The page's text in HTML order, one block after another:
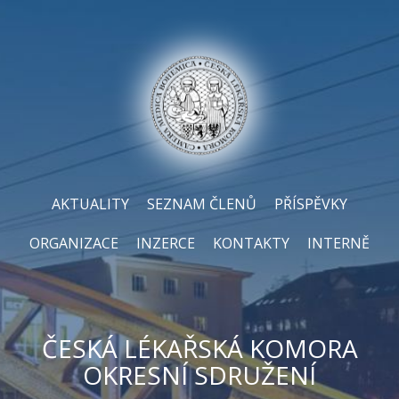
AKTUALITY SEZNAM ČLENŮ
PŘÍSPĚVKY
ORGANIZACE
INZERCE KONTAKTY INTERNĚ
ČESKÁ LÉKAŘSKÁ KOMORA
OKRESNÍ SDRUŽENÍ